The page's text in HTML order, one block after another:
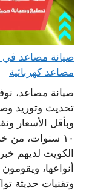
مصاعد كهربائية
صيانة مصاعد،
تحديث وتوريد
وبأقل الأسعار
١٠ سنوات، من
الكويت لديهم
أنواعها،
وتقنيات حديثة